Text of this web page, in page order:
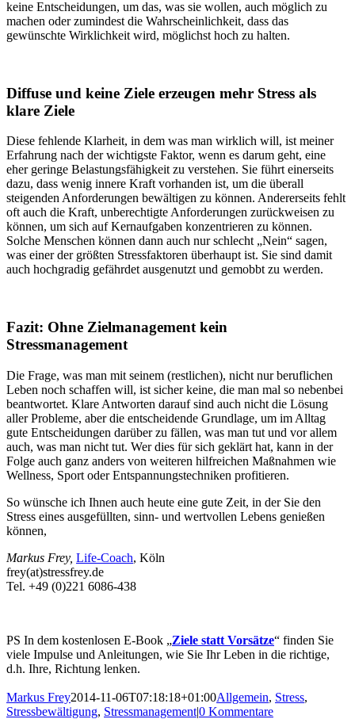
keine Entscheidungen, um das, was sie wollen, auch möglich zu
machen oder zumindest die Wahrscheinlichkeit, dass das
gewünschte Wirklichkeit wird, möglichst hoch zu halten.
Diffuse und keine Ziele erzeugen mehr Stress als
klare Ziele
Diese fehlende Klarheit, in dem was man wirklich will, ist meiner
Erfahrung nach der wichtigste Faktor, wenn es darum geht, eine
eher geringe Belastungsfähigkeit zu verstehen. Sie führt einerseits
dazu, dass wenig innere Kraft vorhanden ist, um die überall
steigenden Anforderungen bewältigen zu können. Andererseits fehlt
oft auch die Kraft, unberechtigte Anforderungen zurückweisen zu
können, um sich auf Kernaufgaben konzentrieren zu können.
Solche Menschen können dann auch nur schlecht „Nein“ sagen,
was einer der größten Stressfaktoren überhaupt ist. Sie sind damit
auch hochgradig gefährdet ausgenutzt und gemobbt zu werden.
Fazit: Ohne Zielmanagement kein
Stressmanagement
Die Frage, was man mit seinem (restlichen), nicht nur beruflichen
Leben noch schaffen will, ist sicher keine, die man mal so nebenbei
beantwortet. Klare Antworten darauf sind auch nicht die Lösung
aller Probleme, aber die entscheidende Grundlage, um im Alltag
gute Entscheidungen darüber zu fällen, was man tut und vor allem
auch, was man nicht tut. Wer dies für sich geklärt hat, kann in der
Folge auch ganz anders von weiteren hilfreichen Maßnahmen wie
Wellness, Sport oder Entspannungstechniken profitieren.
So wünsche ich Ihnen auch heute eine gute Zeit, in der Sie den
Stress eines ausgefüllten, sinn- und wertvollen Lebens genießen
können,
Markus Frey, Life-Coach, Köln
frey(at)stressfrey.de
Tel. +49 (0)221 6086-438
PS In dem kostenlosen E-Book „Ziele statt Vorsätze“ finden Sie
viele Impulse und Anleitungen, wie Sie Ihr Leben in die richtige,
d.h. Ihre, Richtung lenken.
Markus Frey2014-11-06T07:18:18+01:00Allgemein, Stress,
Stressbewältigung, Stressmanagement|0 Kommentare